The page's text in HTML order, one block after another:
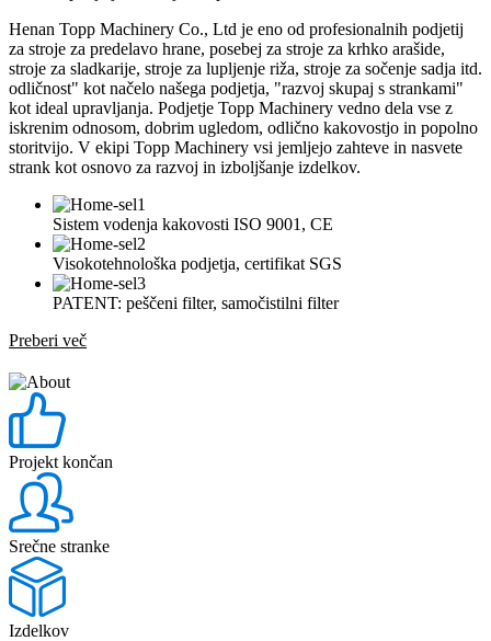
Henan Topp Machinery Co., Ltd je eno od profesionalnih podjetij
za stroje za predelavo hrane, posebej za stroje za krhko arašide,
stroje za sladkarije, stroje za lupljenje riža, stroje za sočenje sadja itd.
odličnost" kot načelo našega podjetja, "razvoj skupaj s strankami"
kot ideal upravljanja. Podjetje Topp Machinery vedno dela vse z
iskrenim odnosom, dobrim ugledom, odlično kakovostjo in popolno
storitvijo. V ekipi Topp Machinery vsi jemljejo zahteve in nasvete
strank kot osnovo za razvoj in izboljšanje izdelkov.
Sistem vodenja kakovosti ISO 9001, CE
Visokotehnološka podjetja, certifikat SGS
PATENT: peščeni filter, samočistilni filter
Preberi več
Projekt končan
Srečne stranke
Izdelkov